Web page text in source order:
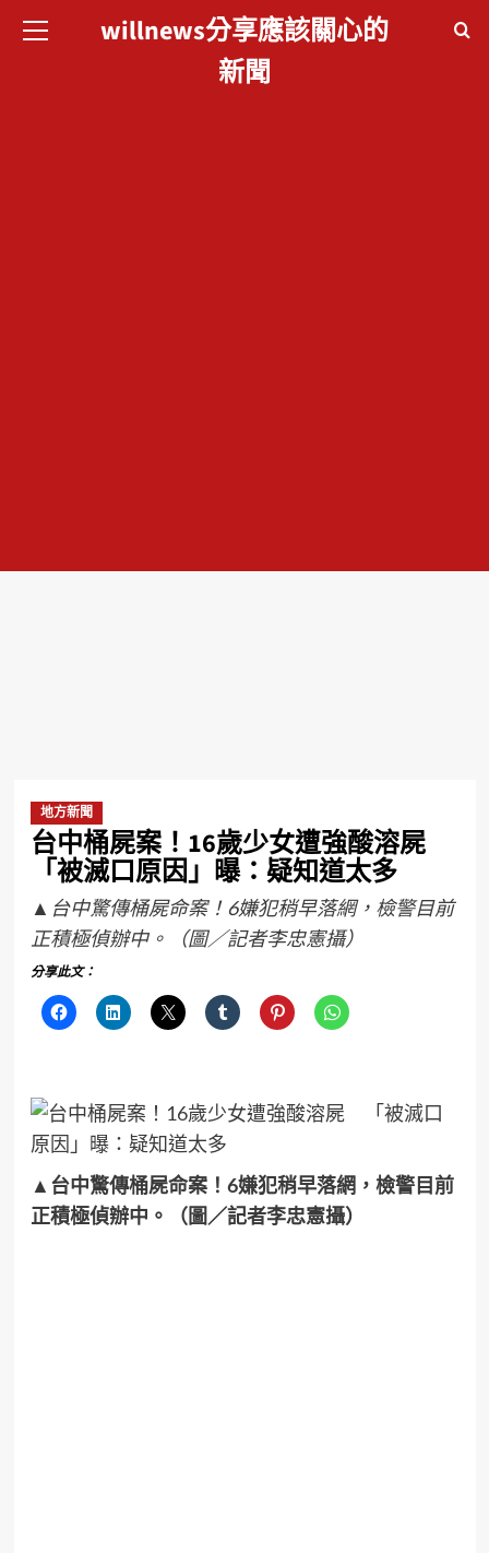
willnews分享應
willnews分享應該關心的
新聞
地方新聞
台中桶屍案！16歲少女遭強酸溶屍
「被滅口原因」曝：疑知道太多
▲台中驚傳桶屍命案！6嫌犯稍早落網，檢警目前
正積極偵辦中。（圖／記者李忠憲攝）
分享此文：
▲台中驚傳桶屍命案！6嫌犯稍早落網，檢警目前
正積極偵辦中。（圖／記者李忠憲攝）